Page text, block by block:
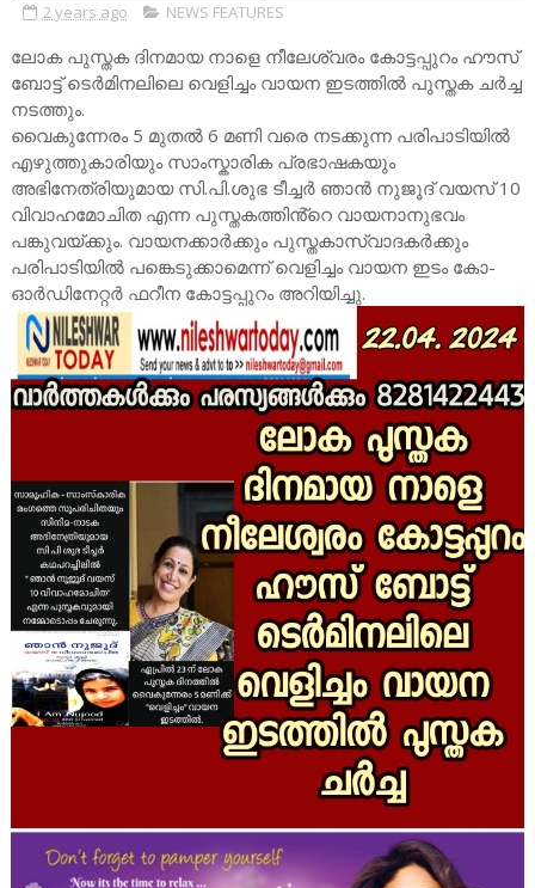
2 years ago NEWS FEATURES
ലോക പുസ്തക ദിനമായ നാളെ നീലേശ്വരം കോട്ടപ്പുറം ഹൗസ്
ബോട്ട് ടെർമിനലിലെ വെളിച്ചം വായന ഇടത്തിൽ പുസ്തക ചർച്ച
നടത്തും.
വൈകുന്നേരം 5 മുതൽ 6 മണി വരെ നടക്കുന്ന പരിപാടിയിൽ
എഴുത്തുകാരിയും സാംസ്കാരിക പ്രഭാഷകയും
അഭിനേത്രിയുമായ സി.പി.ശുഭ ടീച്ചർ ഞാൻ നുജൂദ് വയസ് 10
വിവാഹമോചിത എന്ന പുസ്തകത്തിൻ്റെ വായനാനുഭവം
പങ്കുവയ്ക്കും. വായനക്കാർക്കും പുസ്തകാസ്വാദകർക്കും
പരിപാടിയിൽ പങ്കെടുക്കാമെന്ന് വെളിച്ചം വായന ഇടം കോ-
ഓർഡിനേറ്റർ ഫറീന കോട്ടപ്പുറം അറിയിച്ചു.